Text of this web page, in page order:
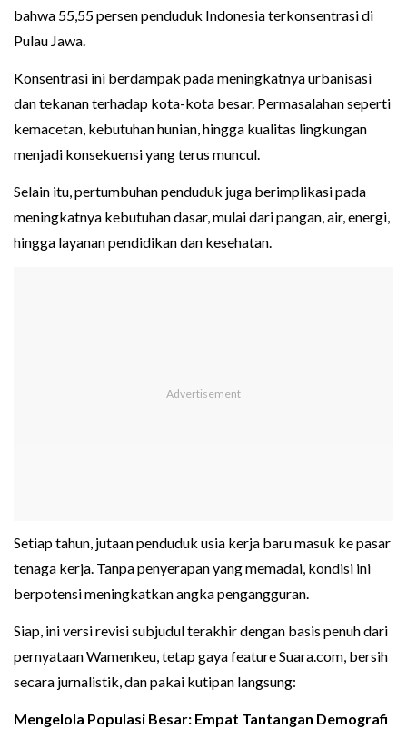
bahwa 55,55 persen penduduk Indonesia terkonsentrasi di
Pulau Jawa.
Konsentrasi ini berdampak pada meningkatnya urbanisasi
dan tekanan terhadap kota-kota besar. Permasalahan seperti
kemacetan, kebutuhan hunian, hingga kualitas lingkungan
menjadi konsekuensi yang terus muncul.
Selain itu, pertumbuhan penduduk juga berimplikasi pada
meningkatnya kebutuhan dasar, mulai dari pangan, air, energi,
hingga layanan pendidikan dan kesehatan.
Setiap tahun, jutaan penduduk usia kerja baru masuk ke pasar
tenaga kerja. Tanpa penyerapan yang memadai, kondisi ini
berpotensi meningkatkan angka pengangguran.
Siap, ini versi revisi subjudul terakhir dengan basis penuh dari
pernyataan Wamenkeu, tetap gaya feature Suara.com, bersih
secara jurnalistik, dan pakai kutipan langsung:
Mengelola Populasi Besar: Empat Tantangan Demografi